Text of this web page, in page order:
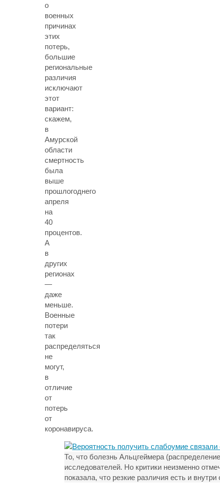
о
военных
причинах
этих
потерь,
большие
региональные
различия
исключают
этот
вариант:
скажем,
в
Амурской
области
смертность
была
выше
прошлогоднего
апреля
на
40
процентов.
А
в
других
регионах
—
даже
меньше.
Военные
потери
так
распределяться
не
могут,
в
отличие
от
потерь
от
коронавируса.
То, что болезнь Альцгеймера
исследователей. Но критики неизменно
показала, что резкие различия есть и